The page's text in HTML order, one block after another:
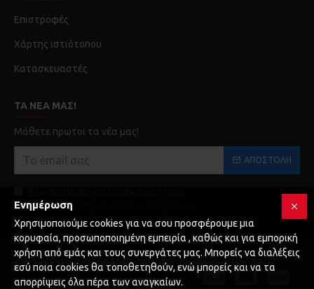
Επιστροφές
Χάρτης ιστιότοπου
Κατασκευαστές
ΤΑ ΝΈΑ ΜΑΣ!
Μάθετε πρωτοι τα νέα μας!
ΑΠΟΣΤΟΛΉ
Προστασία Προσωπικών Δεδομένων
Copyright © 2025 Karagianni, All Rights Reserved
Ενημέρωση
Χρησιμοποιούμε cookies για να σου προσφέρουμε μια
κορυφαία, προσωποποιημένη εμπειρία , καθώς και για εμπορική
χρήση από εμάς και τους συνεργάτες μας. Μπορείς να διαλέξεις
εσύ ποια cookies θα τοποθετηθούν, ενώ μπορείς και να τα
απορρίψεις όλα πέρα των αναγκαίων.